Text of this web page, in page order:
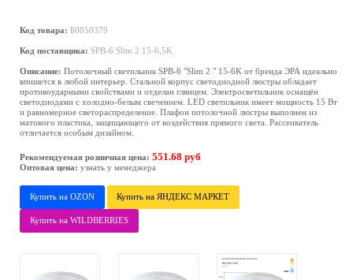
Код товара: Б0050379
Код поставщика: SPB-6 Slim 2 15-6,5K
Описание: Потолочный светильник SPB-6 "Slim 2 " 15-6K от бренда ЭРА идеально
впишется в любой интерьер. Стальной корпус светодиодной люстры обладает
противоударными свойствами и отделан глянцем. Электросветильник оснащён
светодиодами с холодно-белым свечением. LED светильник имеет мощность 15 Вт
и равномерное светораспределение. Плафон потолочной люстры выполнен из
матового пластика, защищающего от воздействия прямого света. Рассеиватель
отличается особым дизайном.
Рекомендуемая розничная цена: 551.68 руб
Оптовая цена: узнать у менеджера
Купить на OZON Купить на ЯНДЕКС МАРКЕТ
Купить на WILDBERRIES